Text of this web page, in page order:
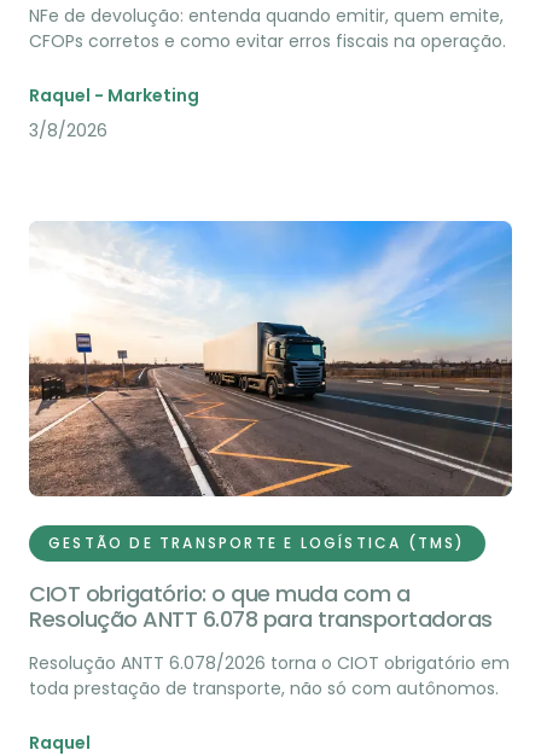
NFe de devolução: entenda quando emitir, quem emite,
CFOPs corretos e como evitar erros fiscais na operação.
Raquel - Marketing
3/8/2026
GESTÃO DE TRANSPORTE E LOGÍSTICA (TMS)
CIOT obrigatório: o que muda com a
Resolução ANTT 6.078 para transportadoras
Resolução ANTT 6.078/2026 torna o CIOT obrigatório em
toda prestação de transporte, não só com autônomos.
Raquel